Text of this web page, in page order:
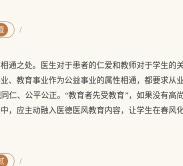
/
通之处。医生对于患者的仁爱和教师对于学生的
、教育事业作为公益事业的属性相通，都要求从
仁、公平公正。“教育者先受教育”，如果没有高
，应主动融入医德医风教育内容，让学生在春风
/